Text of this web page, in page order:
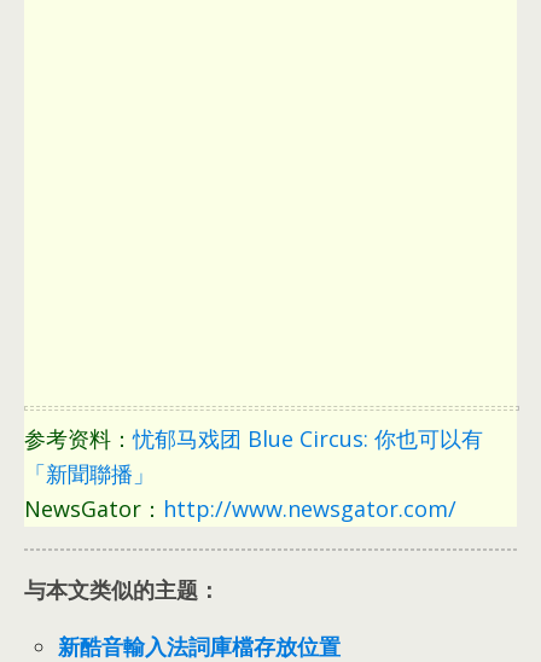
参考资料：忧郁马戏团 Blue Circus: 你也可以有
「新聞聯播」
NewsGator： http://www.newsgator.com/
与本文类似的主题：
新酷音輸入法詞庫檔存放位置